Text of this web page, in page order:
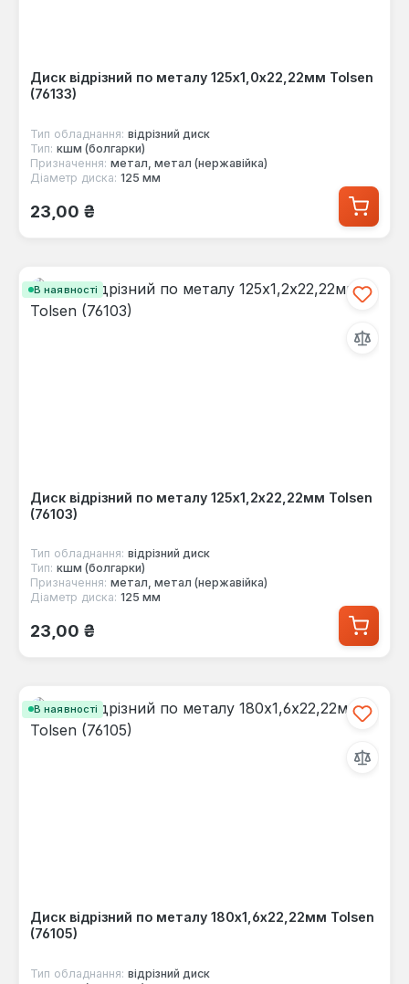
Диск відрізний по металу 125х1,0х22,22мм Tolsen
(76133)
Тип обладнання: відрізний диск
Тип: кшм (болгарки)
Призначення: метал, метал (нержавійка)
Діаметр диска: 125 мм
Звичайна ціна:
23,00 ₴
В наявності
Диск відрізний по металу 125х1,2х22,22мм Tolsen
(76103)
Тип обладнання: відрізний диск
Тип: кшм (болгарки)
Призначення: метал, метал (нержавійка)
Діаметр диска: 125 мм
Звичайна ціна:
23,00 ₴
В наявності
Диск відрізний по металу 180х1,6х22,22мм Tolsen
(76105)
Тип обладнання: відрізний диск